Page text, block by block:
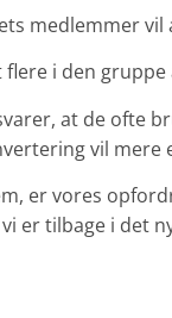
medlemmer
i den
at de ofte
vil mere
er vores
er tilbage i det